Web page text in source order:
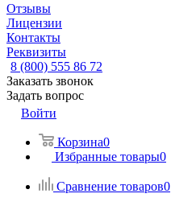
Отзывы
Лицензии
Контакты
Реквизиты
8 (800) 555 86 72
Заказать звонок
Задать вопрос
Войти
Корзина0
Избранные товары0
Сравнение товаров0